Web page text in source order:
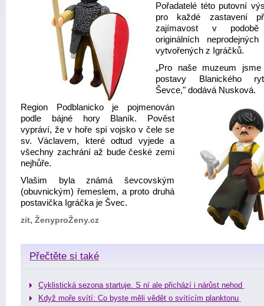
Pořadatelé této putovní
pro každé zastavení
zajímavost v
originálních neprodejných
vytvořených z Igráčků.
„Pro naše muzeum jsme
postavy Blanického
Ševce," dodává Nusková.
Region Podblanicko je pojmenován
podle bájné hory Blaník. Pověst
vypráví, že v hoře spí vojsko v čele se
sv. Václavem, které odtud vyjede a
všechny zachrání až bude české zemi
nejhůře.
Vlašim byla známá ševcovským
(obuvnickým) řemeslem, a proto druhá
postavička Igráčka je Švec.
zit, ŽenyproŽeny.cz
Přečtěte si také
Cyklistická sezona startuje. S ní ale přichází i nárůst nehod
Když moře svítí: Co byste měli vědět o svítícím planktonu